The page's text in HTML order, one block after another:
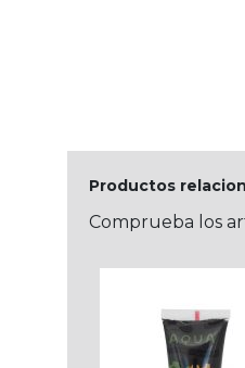
Productos
Comprueba los